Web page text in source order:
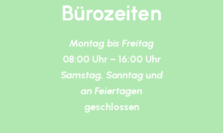
Bürozeiten
Montag bis Freitag
08:00 Uhr – 16:00 Uhr
Samstag, Sonntag und
an Feiertagen
geschlossen